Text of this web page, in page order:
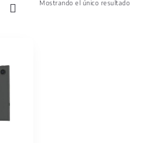
Mostrando el único resultado